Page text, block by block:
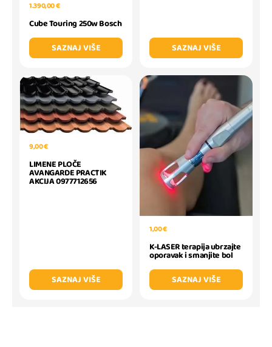
1.390,00 €
Cube Touring 250w Bosch
SAZNAJ VIŠE
SAZNAJ VIŠE
9,00 €
LIMENE PLOČE
AVANGARDE PRACTIK
AKCIJA 0977712656
SAZNAJ VIŠE
1,00 €
K-LASER terapija ubrzajte
oporavak i smanjite bol
SAZNAJ VIŠE